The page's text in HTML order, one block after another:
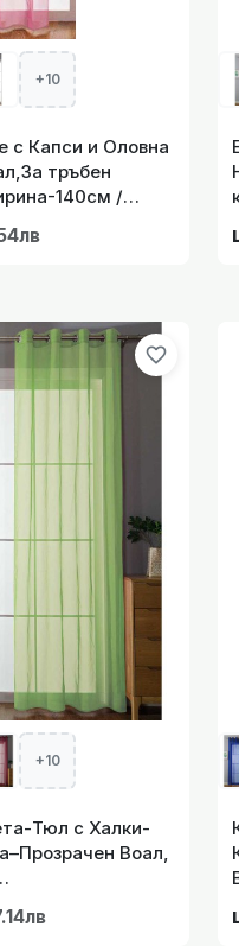
+10
с Капси и Оловна
тръбен
140см /
20332-cn-
favorite_border
+10
Воал,
с Капси и Оловна
Памучни пердета